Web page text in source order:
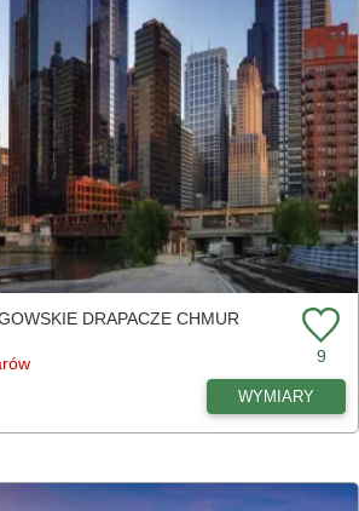
DRAPACZE CHMUR
9
WYMIARY